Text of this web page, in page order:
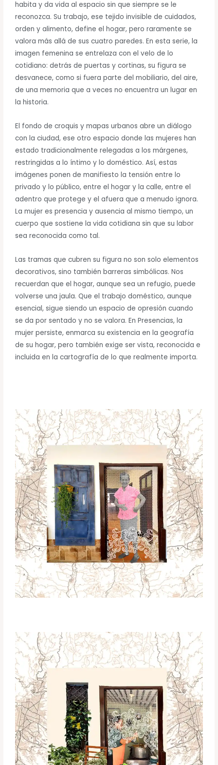
habita y da vida al espacio sin que siempre se le
reconozca. Su trabajo, ese tejido invisible de cuidados,
orden y alimento, define el hogar, pero raramente se
valora más allá de sus cuatro paredes. En esta serie, la
imagen femenina se entrelaza con el velo de lo
cotidiano: detrás de puertas y cortinas, su figura se
desvanece, como si fuera parte del mobiliario, del aire,
de una memoria que a veces no encuentra un lugar en
la historia.
El fondo de croquis y mapas urbanos abre un diálogo
con la ciudad, ese otro espacio donde las mujeres han
estado tradicionalmente relegadas a los márgenes,
restringidas a lo íntimo y lo doméstico. Así, estas
imágenes ponen de manifiesto la tensión entre lo
privado y lo público, entre el hogar y la calle, entre el
adentro que protege y el afuera que a menudo ignora.
La mujer es presencia y ausencia al mismo tiempo, un
cuerpo que sostiene la vida cotidiana sin que su labor
sea reconocida como tal.
Las tramas que cubren su figura no son solo elementos
decorativos, sino también barreras simbólicas. Nos
recuerdan que el hogar, aunque sea un refugio, puede
volverse una jaula. Que el trabajo doméstico, aunque
esencial, sigue siendo un espacio de opresión cuando
se da por sentado y no se valora. En Presencias, la
mujer persiste, enmarca su existencia en la geografía
de su hogar, pero también exige ser vista, reconocida e
incluida en la cartografía de lo que realmente importa.